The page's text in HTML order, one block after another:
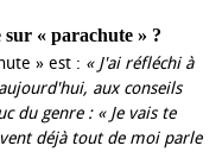
« parachute » ?
» est : « J'ai réfléchi à
aux conseils
du genre : « Je vais te
déjà tout de moi parle